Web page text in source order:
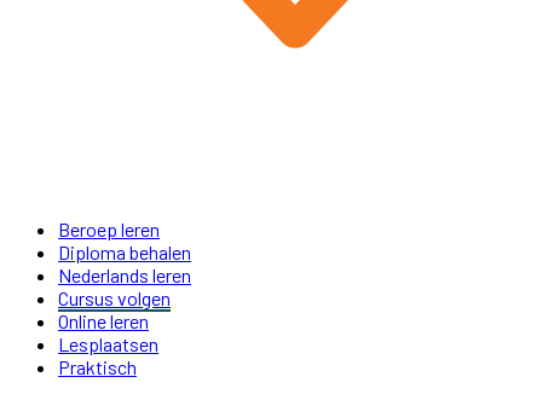
Beroep leren
Diploma behalen
Nederlands leren
Cursus volgen
Online leren
Lesplaatsen
Praktisch